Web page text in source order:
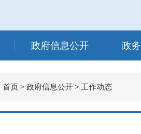
政府信息公开 政
首页 > 政府信息公开 > 工作动态